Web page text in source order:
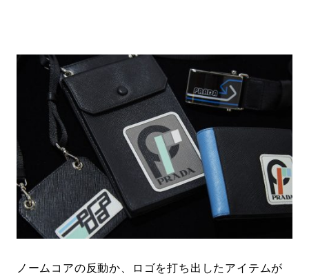
#NEW VINTAGE #マイナーグッド図鑑
#路地裏てぃーん。 #MONTHLY JOURNAL
#GH 銘品の所以 #フイナムのYouTube
#Commune H #FOCUS IT #AH.H
#ととけん #FASHION #MUSIC #MOVIE
#LIFESTYLE #SNEAKER #OUTDOOR
#SPORTS #HANDSOME HANDBOOK
ノームコアの反動か、ロゴを打ち出したアイテムが